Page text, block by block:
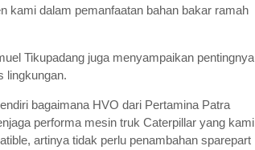
kami dalam pemanfaatan bahan bakar ramah
Tikupadang juga menyampaikan pentingnya
lingkungan.
bagaimana HVO dari Pertamina Patra
performa mesin truk Caterpillar yang kami
artinya tidak perlu penambahan sparepart